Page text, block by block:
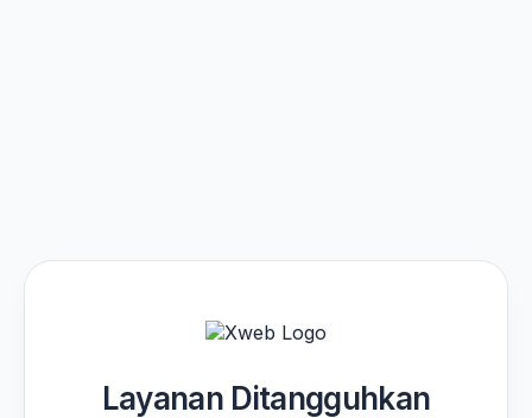
Layanan Ditangguhkan